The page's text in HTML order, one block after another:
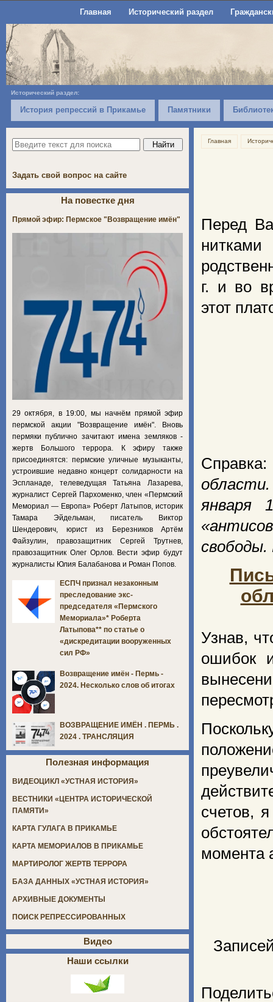
Главная Исторический раздел
Исторический раздел:
История репрессий в Прикамье Памятники
Главная
Перед
г. и во
этот
января
свободы.
Узнав,
ошибок
счетов,
момента
Задать свой вопрос на сайте
На повестке дня
Прямой эфир: Пермское "Возвращение имён"
29 октября, в 19:00, мы начнём прямой эфир
пермской акции "Возвращение имён". Вновь
пермяки публично зачитают имена земляков -
жертв Большого террора. К эфиру также
присоединятся: пермские уличные музыканты,
устроившие недавно концерт солидарности на
Эспланаде, телеведущая Татьяна Лазарева,
журналист Сергей Пархоменко, член «Пермский
Мемориал — Европа» Роберт Латыпов, историк
Тамара Эйдельман, писатель Виктор
Шендерович, юрист из Березников Артём
Файзулин, правозащитник Сергей Трутнев,
правозащитник Олег Орлов. Вести эфир будут
журналисты Юлия Балабанова и Роман Попов.
ЕСПЧ признал незаконным
преследование экс-
председателя «Пермского
Мемориала»* Роберта
Латыпова** по статье о
«дискредитации вооруженных
сил РФ»
Возвращение имён - Пермь -
2024. Несколько слов об итогах
ВОЗВРАЩЕНИЕ ИМЁН . ПЕРМЬ .
2024 . ТРАНСЛЯЦИЯ
Полезная информация
ВИДЕОЦИКЛ «УСТНАЯ ИСТОРИЯ»
ВЕСТНИКИ «ЦЕНТРА ИСТОРИЧЕСКОЙ
ПАМЯТИ»
КАРТА ГУЛАГА В ПРИКАМЬЕ
КАРТА МЕМОРИАЛОВ В ПРИКАМЬЕ
МАРТИРОЛОГ ЖЕРТВ ТЕРРОРА
БАЗА ДАННЫХ «УСТНАЯ ИСТОРИЯ»
АРХИВНЫЕ ДОКУМЕНТЫ
ПОИСК РЕПРЕССИРОВАННЫХ
Видео
Наши ссылки